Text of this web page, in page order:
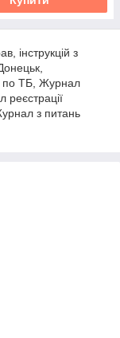
інструкцій з
по ТБ, Журнал
реєстрації
з питань